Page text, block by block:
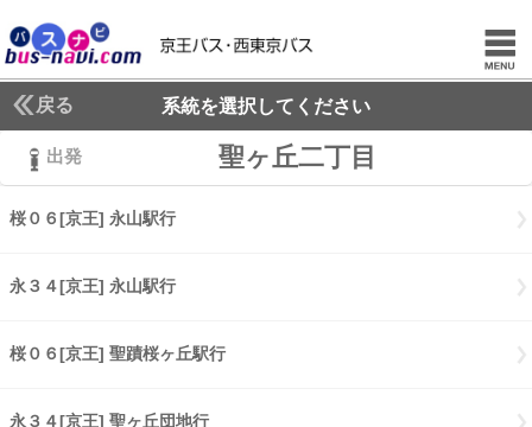
戻る 系統を選択してください
出発 聖ヶ丘二丁目
桜０６[京王] 永山駅行
永３４[京王] 永山駅行
桜０６[京王] 聖蹟桜ヶ丘駅行
永３４[京王] 聖ヶ丘団地行